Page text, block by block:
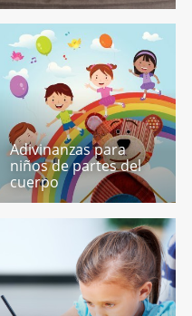
Adivinanzas para
niños de partes del
cuerpo